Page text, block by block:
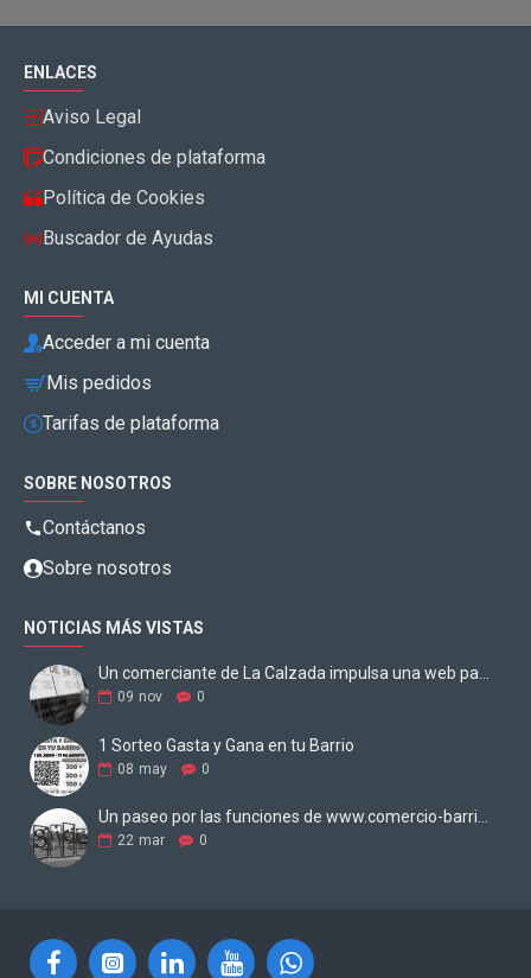
ENLACES
Aviso Legal
Condiciones de plataforma
Política de Cookies
Buscador de Ayudas
MI CUENTA
Acceder a mi cuenta
Mis pedidos
Tarifas de plataforma
SOBRE NOSOTROS
Contáctanos
Sobre nosotros
NOTICIAS MÁS VISTAS
Un comerciante de La Calzada impulsa una web para digitalizar los negocios
09 nov 0
1 Sorteo Gasta y Gana en tu Barrio
08 may 0
22 mar 0